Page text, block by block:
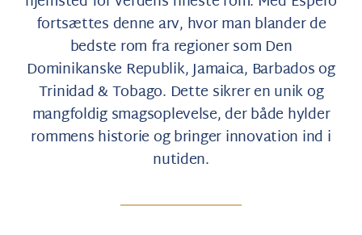
fortsættes denne arv, hvor man blander de
bedste rom fra regioner som Den
Dominikanske Republik, Jamaica, Barbados og
Trinidad & Tobago. Dette sikrer en unik og
mangfoldig smagsoplevelse, der både hylder
rommens historie og bringer innovation ind i
nutiden.